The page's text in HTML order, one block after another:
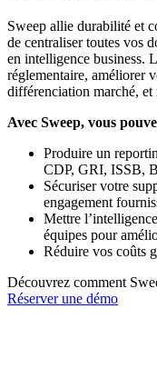
Sweep allie durabilité et
de centraliser toutes vos
en intelligence business.
réglementaire, améliorer
différenciation marché, et
Avec Sweep, vous
Produire un
CDP, GRI, ISSB,
Sécuriser votre
engagement
Mettre
équipes pour
Réduire vos coûts
Découvrez comment
Réserver une démo